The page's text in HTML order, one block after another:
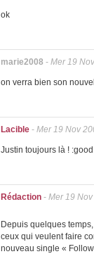
ok
marie2008 - Mer 19
on verra bien son
Lacible - Mer 19 Nov
Justin toujours là !
Rédaction - Mer 19
Depuis quelques
ceux qui veulent faire
nouveau single « Follow